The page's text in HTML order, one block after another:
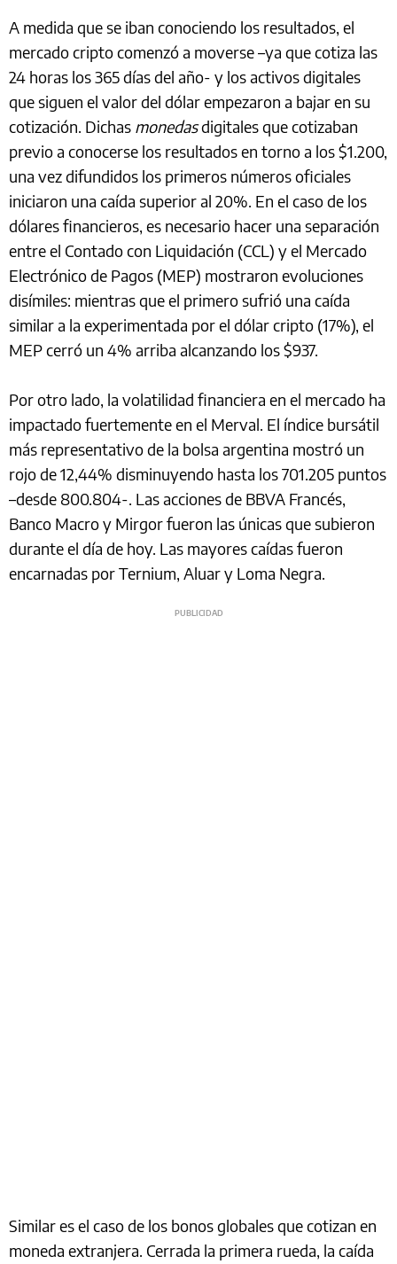
A medida que se iban conociendo los resultados, el
mercado cripto comenzó a moverse –ya que cotiza las
24 horas los 365 días del año- y los activos digitales
que siguen el valor del dólar empezaron a bajar en su
cotización. Dichas monedasdigitales que cotizaban
previo a conocerse los resultados en torno a los $1.200,
una vez difundidos los primeros números oficiales
iniciaron una caída superior al 20%. En el caso de los
dólares financieros, es necesario hacer una separación
entre el Contado con Liquidación (CCL) y el Mercado
Electrónico de Pagos (MEP) mostraron evoluciones
disímiles: mientras que el primero sufrió una caída
similar a la experimentada por el dólar cripto (17%), el
MEP cerró un 4% arriba alcanzando los $937.
Por otro lado, la volatilidad financiera en el mercado ha
impactado fuertemente en el Merval. El índice bursátil
más representativo de la bolsa argentina mostró un
rojo de 12,44% disminuyendo hasta los 701.205 puntos
–desde 800.804-. Las acciones de BBVA Francés,
Banco Macro y Mirgor fueron las únicas que subieron
durante el día de hoy. Las mayores caídas fueron
encarnadas por Ternium, Aluar y Loma Negra.
Similar es el caso de los bonos globales que cotizan en
moneda extranjera. Cerrada la primera rueda, la caída